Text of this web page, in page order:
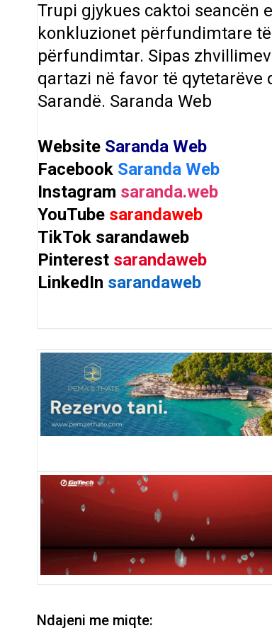
Trupi gjykues caktoi seancën
konkluzionet përfundimtare
përfundimtar. Sipas
qartazi në favor të
Sarandë. Saranda Web
Website Saranda Web
Facebook Saranda Web
Instagram saranda.web
YouTube sarandaweb
TikTok sarandaweb
Pinterest sarandaweb
LinkedIn sarandaweb
Ndajeni me miqte: